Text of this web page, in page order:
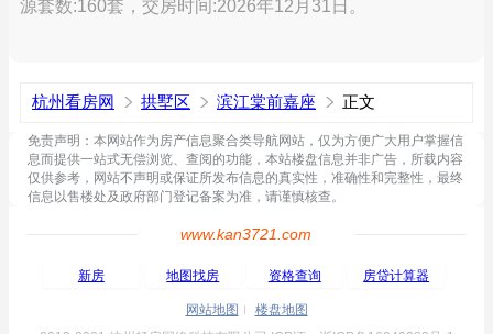
源套数:160套，交房时间:2026年12月31日。
杭州看房网 拱墅区 滨江棠前嘉座 正文
免责声明：本网站作为房产信息聚合类导航网站，仅为方便广大用户掌握信
息而提供一站式无偿浏览、查阅的功能，本站楼盘信息并非广告，所载内容
仅供参考，网站不声明或保证所发布信息的真实性，准确性和完整性，最终
信息以售楼处及政府部门登记备案为准，请谨慎核查。
www.kan3721.com
新房 地图找房 资格查询 房贷计算器
网站地图
楼盘地图